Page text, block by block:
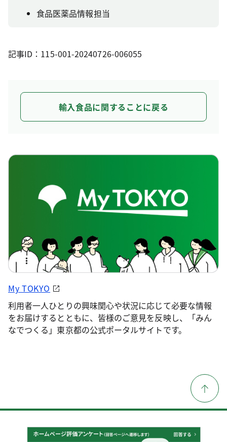
食品医薬品情報担当
記事ID：115-001-20240726-006055
輸入食品に関することに戻る
My TOKYO
利用者一人ひとりの興味関心や状況に応じて必要な情報
をお届けするとともに、皆様のご意見を反映し、「みん
なでつくる」東京都の公式ポータルサイトです。